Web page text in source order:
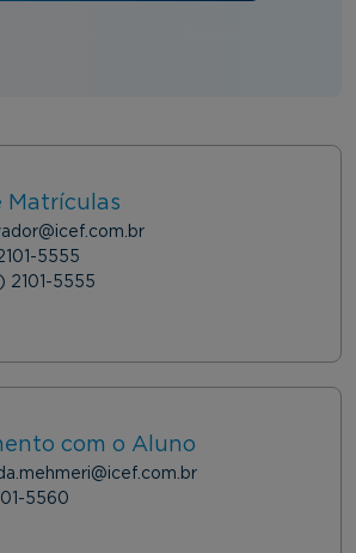
Matrículas
5555
2101-5555
com o Aluno
5560